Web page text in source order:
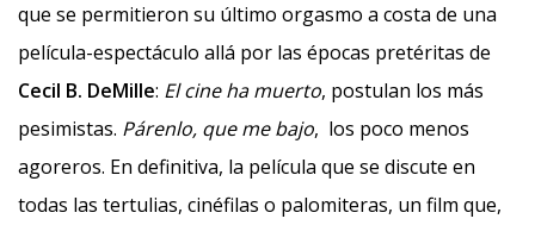
que se permitieron su último orgasmo a costa de una
película-espectáculo allá por las épocas pretéritas de
Cecil B. DeMille: El cine ha muerto, postulan los más
pesimistas. Párenlo, que me bajo, los poco menos
agoreros. En definitiva, la película que se discute en
todas las tertulias, cinéfilas o palomiteras, un film que,